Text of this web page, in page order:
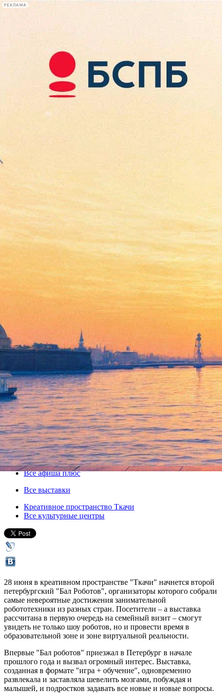
РЕКЛАМА
Сегодня:
2026.08.07
16:13
Афиша Plus
"Бал Роботов" покажет
тысячеликого Социобота
28 июня 2016, вторник,11.00-31 августа 2016, среда
Версия для печати
Все афиша плюс
Все выставки
Креативное пространство Ткачи
Все культурные центры
28 июня в креативном пространстве "Ткачи" начнется второй
петербургский "Бал Роботов", организаторы которого собрали
самые невероятные достижения занимательной
робототехники из разных стран. Посетители – а выставка
рассчитана в первую очередь на семейный визит – смогут
увидеть не только шоу роботов, но и провести время в
образовательной зоне и зоне виртуальной реальности.
Впервые "Бал роботов" приезжал в Петербург в начале
прошлого года и вызвал огромный интерес. Выставка,
созданная в формате "игра + обучение", одновременно
развлекала и заставляла шевелить мозгами, побуждая и
малышей, и подростков задавать все новые и новые вопросы.